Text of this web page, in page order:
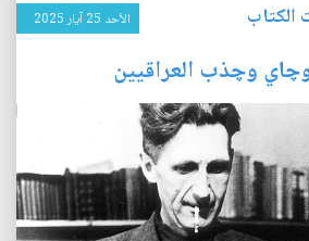
الكتاب الأحد 25 آيار 2025
وچذب العراقيين